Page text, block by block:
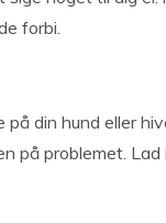
forbi.
på din hund eller
på problemet.